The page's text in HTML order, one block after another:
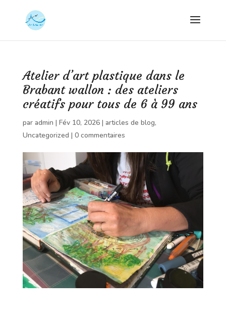
Atelier d’art plastique dans le
Brabant wallon : des ateliers
créatifs pour tous de 6 à 99 ans
par admin | Fév 10, 2026| articles de blog,
Uncategorized | 0 commentaires